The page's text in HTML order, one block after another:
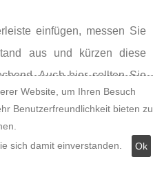
einfügen, messen Sie
aus und kürzen diese
Auch hier sollten Sie
große Stoßfugen achten.
Kleber nach dem
Website, um Ihren Besuch
Benutzerfreundlichkeit bieten zu
sich damit einverstanden.
Ok